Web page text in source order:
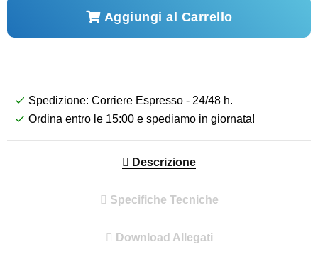
Aggiungi al Carrello
Spedizione: Corriere Espresso - 24/48 h.
Ordina entro le 15:00 e spediamo in giornata!
Descrizione
Specifiche Tecniche
Download Allegati